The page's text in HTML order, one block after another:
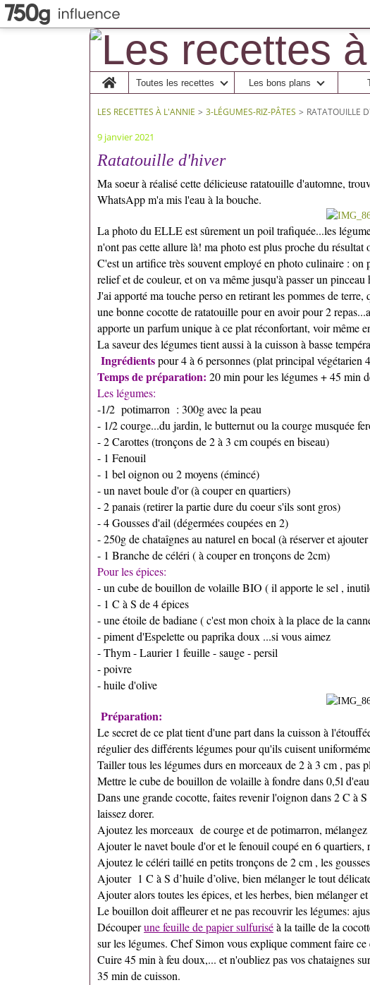
Home
Toutes les recettes Les bons plans
LES RECETTES À L'ANNIE > 3-LÉGUMES-RIZ-PÂTES > RATATOUILLE
9 janvier 2021
Ratatouille d'hiver
Ma soeur à réalisé cette délicieuse ratatouille d'automne,
WhatsApp m'a mis l'eau à la bouche.
La photo du ELLE est sûrement un poil trafiquée...les
n'ont pas cette allure là! ma photo est plus proche du
C'est un artifice très souvent employé en photo culinaire :
relief et de couleur, et on va même jusqu'à passer un
J'ai apporté ma touche perso en retirant les pommes de
une bonne cocotte de ratatouille pour en avoir pour 2
apporte un parfum unique à ce plat réconfortant, voir même
La saveur des légumes tient aussi à la cuisson à basse
Ingrédientspour 4 à 6 personnes (plat principal végétarien
Temps de préparation: 20 min pour les légumes + 45 min
Les légumes:
-1/2 potimarron : 300g avec la peau
- 1/2 courge...du jardin, le butternut ou la courge musquée
- 2 Carottes (tronçons de 2 à 3 cm coupés en biseau)
- 1 Fenouil
- 1 bel oignon ou 2 moyens (émincé)
- un navet boule d'or (à couper en quartiers)
- 2 panais (retirer la partie dure du coeur s'ils sont gros)
- 4 Gousses d'ail (dégermées coupées en 2)
- 250g de chataîgnes au naturel en bocal (à réserver et
- 1 Branche de céléri ( à couper en tronçons de 2cm)
Pour les épices:
- un cube de bouillon de volaille BIO ( il apporte le sel ,
- 1 C à S de 4 épices
- une étoile de badiane ( c'est mon choix à la place de la
- piment d'Espelette ou paprika doux ...si vous aimez
- Thym - Laurier 1 feuille - sauge - persil
- poivre
- huile d'olive
Préparation:
Le secret de ce plat tient d'une part dans la cuisson à
régulier des différents légumes pour qu'ils cuisent
Tailler tous les légumes durs en morceaux de 2 à 3 cm , pas
Mettre le cube de bouillon de volaille à fondre dans 0,5l
Dans une grande cocotte, faites revenir l'oignon dans 2 C à
laissez dorer.
Ajoutez les morceaux de courge et de potimarron,
Ajouter le navet boule d'or et le fenouil coupé en 6 quartiers,
Ajoutez le céléri taillé en petits tronçons de 2 cm , les
Ajouter 1 C à S d’huile d’olive, bien mélanger le tout
Ajouter alors toutes les épices, et les herbes, bien mélanger
Le bouillon doit affleurer et ne pas recouvrir les légumes:
Découperune feuille de papier sulfuriséà la taille de la
sur les légumes. Chef Simon vous explique comment faire ce
Cuire 45 min à feu doux,... et n'oubliez pas vos chataignes
35 min de cuisson.